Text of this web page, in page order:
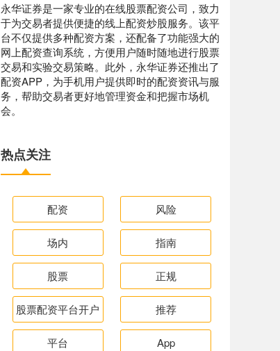
永华证券是一家专业的在线股票配资公司，致力
于为交易者提供便捷的线上配资炒股服务。该平
台不仅提供多种配资方案，还配备了功能强大的
网上配资查询系统，方便用户随时随地进行股票
交易和实验交易策略。此外，永华证券还推出了
配资APP，为手机用户提供即时的配资资讯与服
务，帮助交易者更好地管理资金和把握市场机
会。
热点关注
配资 风险
场内 指南
股票 正规
股票配资平台开户 推荐
平台 App